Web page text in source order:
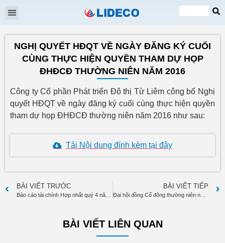
VI
EN
NGHỊ QUYẾT HĐQT VỀ NGÀY ĐĂNG KÝ CUỐI
CÙNG THỰC HIỆN QUYỀN THAM DỰ HỌP
ĐHĐCĐ THƯỜNG NIÊN NĂM 2016
Công ty Cổ phần Phát triển Đô thị Từ Liêm công bố Nghị
quyết HĐQT về ngày đăng ký cuối cùng thực hiện quyền
tham dự họp ĐHĐCĐ thường niên năm 2016 như sau:
Tải Nội dung đính kèm tại đây
BÀI VIẾT TRƯỚC BÀI VIẾT TIẾP
Đại hội đồng Cổ đông thường niên năm 2016
BÀI VIẾT LIÊN QUAN